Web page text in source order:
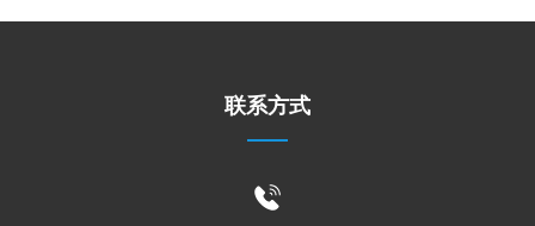
联系方式